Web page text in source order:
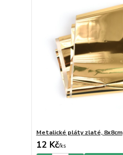
Metalické pláty zlaté, 8x8cm
12 Kč/ks